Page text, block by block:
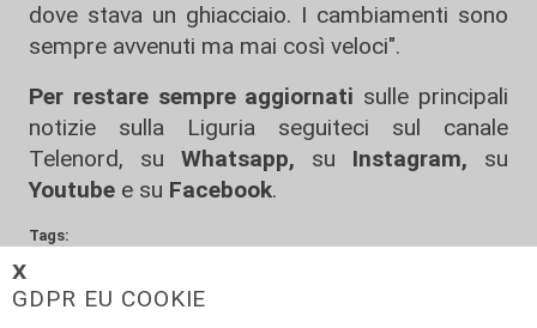
𝗫
GDPR EU COOKIE
dove stava un ghiacciaio. I cambiamenti sono
sempre avvenuti ma mai così veloci".
Per restare sempre aggiornati sulle principali
notizie sulla Liguria seguiteci sul canale
Telenord, su
Whatsapp, su Instagram, su
Youtube e su Facebook.
Tags: